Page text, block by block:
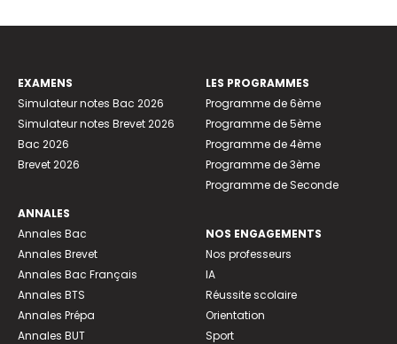
EXAMENS
Simulateur notes Bac 2026
Simulateur notes Brevet 2026
Bac 2026
Brevet 2026
ANNALES
Annales Bac
Annales Brevet
Annales Bac Français
Annales BTS
Annales Prépa
Annales BUT
LES PROGRAMMES
Programme de 6ème
Programme de 5ème
Programme de 4ème
Programme de 3ème
Programme de Seconde
NOS ENGAGEMENTS
Nos professeurs
IA
Réussite scolaire
Orientation
Sport